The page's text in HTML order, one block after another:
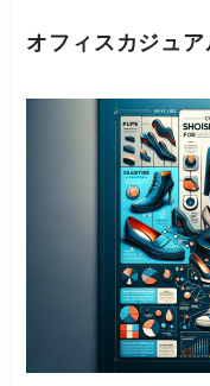
オフィスカジュ